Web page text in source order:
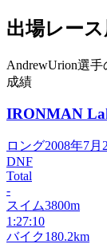
出場レー
AndrewUrion選
成績
IRONMAN
ロング2008年7月
DNF
Total
-
スイム3800m
1:27:10
バイク180.2km